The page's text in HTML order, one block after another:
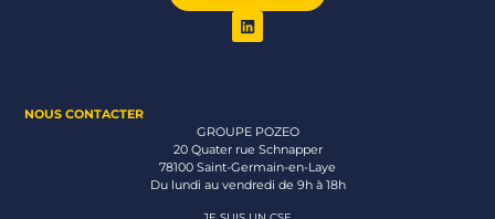
NOUS CONTACTER
GROUPE POZEO
20 Quater rue Schnapper
78100 Saint-Germain-en-Laye
Du lundi au vendredi de 9h à 18h